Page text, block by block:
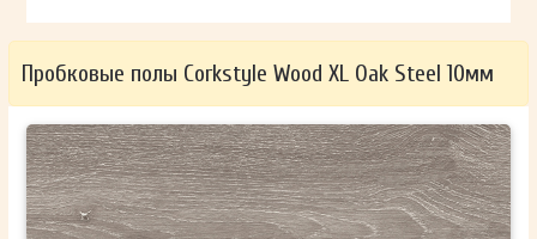
ОТПРАВИТЬ
Ваши данные не будут переданы третьим лицам
ОТПРАВИТЬ
Ваши данные не будут переданы третьим лицам
Пробковые полы Corkstyle Wood XL Oak Steel 10мм